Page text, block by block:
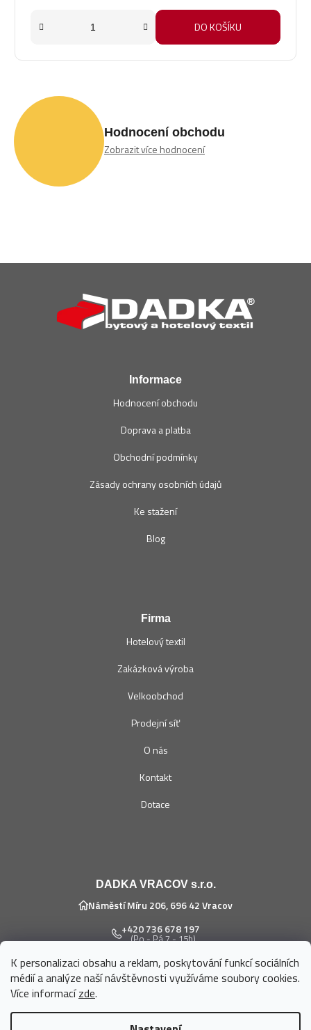
K personalizaci obsahu a reklam, poskytování funkcí sociálních
médií a analýze naší návštěvnosti využíváme soubory cookies.
Více informacízde.
DO KOŠÍKU
Hodnocení obchodu
Zobrazit více hodnocení
Informace
Hodnocení obchodu
Doprava a platba
Obchodní podmínky
Zásady ochrany osobních údajů
Ke stažení
Blog
Firma
Hotelový textil
Zakázková výroba
Velkoobchod
Prodejní síť
O nás
Kontakt
Dotace
DADKA VRACOV s.r.o.
Náměstí Míru 206, 696 42 Vracov
+420 736 678 197
(Po - Pá 7 - 15h)
eshop@dadka.cz